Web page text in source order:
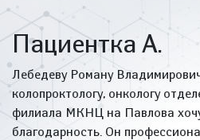
Пациентка А.
Лебедеву Роману
колопроктологу, онкологу
филиала МКНЦ на Павлова
благодарность. Он